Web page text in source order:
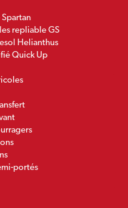
repliable GS
Helianthus
Quick Up
portés